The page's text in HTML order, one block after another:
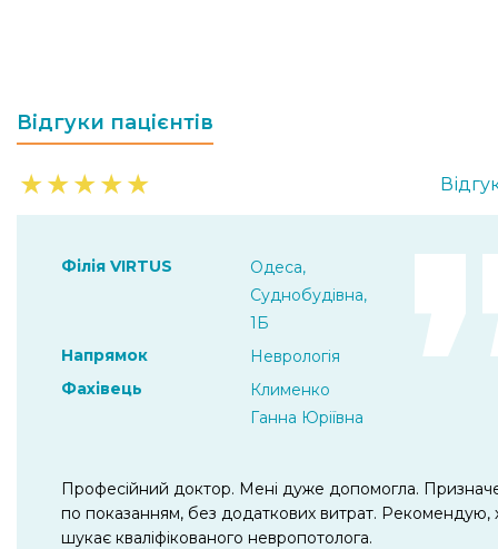
Відгуки пацієнтів
★★★★★
Філія VIRTUS
Одеса,
Суднобудівна,
1Б
Напрямок
Неврологія
Фахівець
Клименко
Ганна Юріївна
Професійний доктор. Мені дуже допомогла.
по показанням, без додаткових витрат. Рекомендую,
шукає кваліфікованого невропотолога.